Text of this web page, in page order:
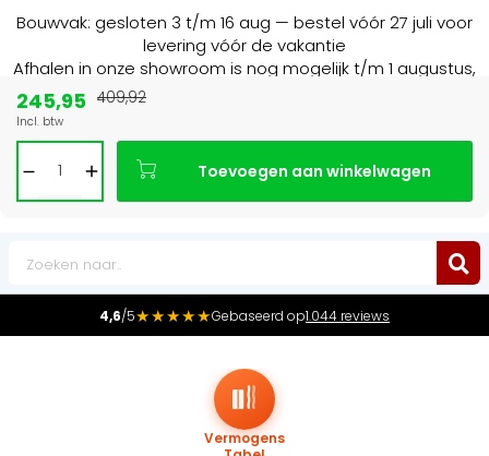
Bouwvak: gesloten 3 t/m 16 aug — bestel vóór 27 juli voor
levering vóór de vakantie
Afhalen in onze showroom is nog mogelijk t/m 1 augustus,
4,6/5★★★★★Gebaseerd op1.044 reviews
Vermogens
245,95
Incl. btw
409,92
Toevoegen aan winkelwagen